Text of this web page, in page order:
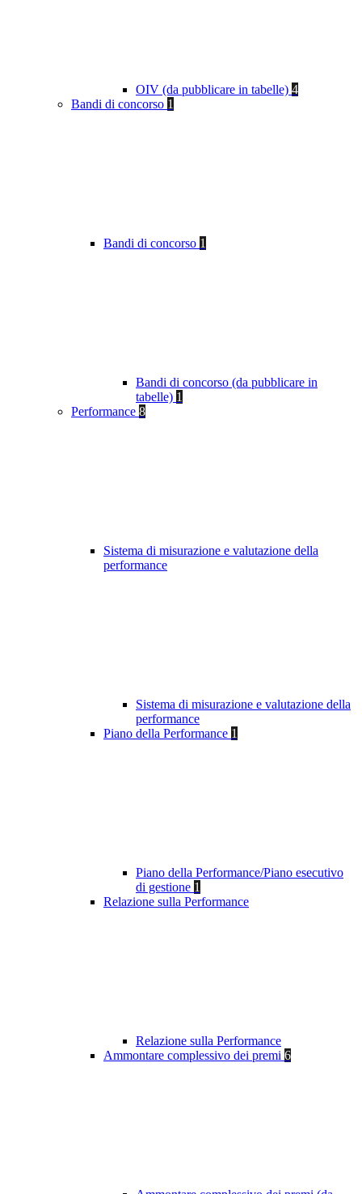
OIV (da pubblicare in tabelle) 4
Bandi di concorso 1
Bandi di concorso 1
Bandi di concorso (da pubblicare in
tabelle) 1
Performance 8
Sistema di misurazione e valutazione della
performance
Sistema di misurazione e valutazione della
performance
Piano della Performance 1
Piano della Performance/Piano esecutivo
di gestione 1
Relazione sulla Performance
Relazione sulla Performance
Ammontare complessivo dei premi 6